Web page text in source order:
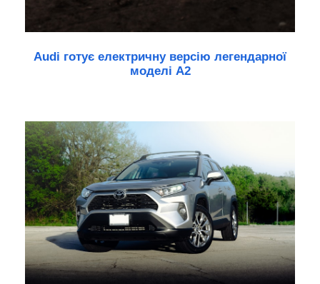
Audi готує електричну версію легендарної
моделі A2